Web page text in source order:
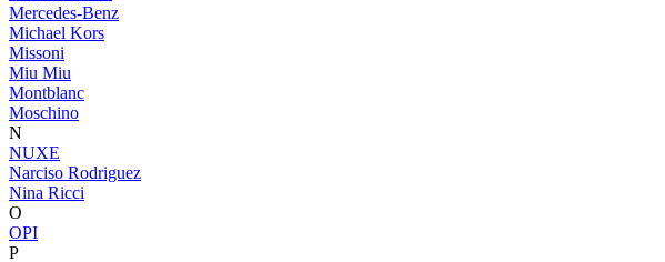
Mercedes-Benz
Michael Kors
Missoni
Miu Miu
Montblanc
Moschino
N
NUXE
Narciso Rodriguez
Nina Ricci
O
OPI
P